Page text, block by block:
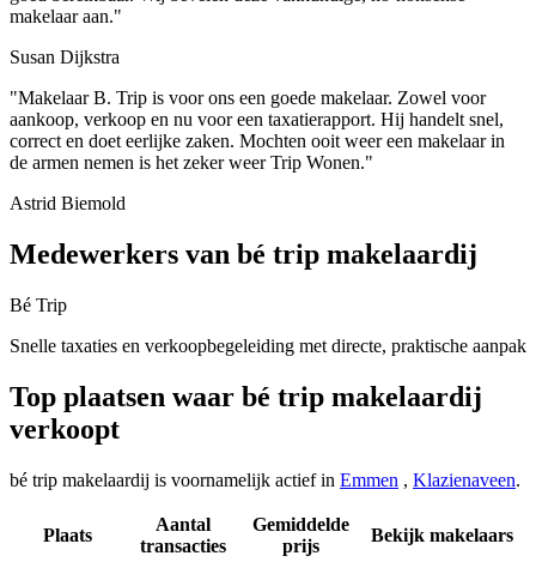
makelaar aan."
Susan Dijkstra
"Makelaar B. Trip is voor ons een goede makelaar. Zowel voor
aankoop, verkoop en nu voor een taxatierapport. Hij handelt snel,
correct en doet eerlijke zaken. Mochten ooit weer een makelaar in
de armen nemen is het zeker weer Trip Wonen."
Astrid Biemold
Medewerkers van bé trip makelaardij
Bé Trip
Snelle taxaties en verkoopbegeleiding met directe, praktische aanpak
Top plaatsen waar bé trip makelaardij
verkoopt
bé trip makelaardij is voornamelijk actief in Emmen , Klazienaveen.
Plaats
Aantal
transacties
Gemiddelde
prijs
Bekijk makelaars